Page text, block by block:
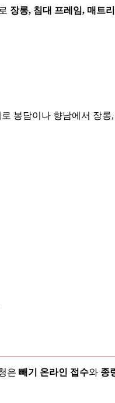
장롱, 침대 프레임, 매트
봉담이나 향남에서 장
은 빼기 온라인 접수와 종